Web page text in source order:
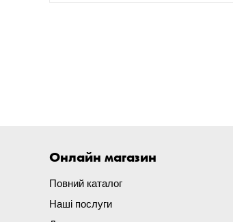
Онлайн магазин
Повний каталог
Наші послуги